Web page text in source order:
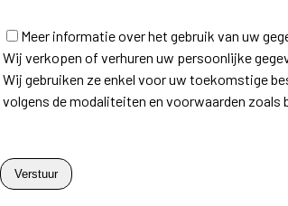
Meer informatie over het gebruik van uw
Wij verkopen of verhuren uw persoonlijke
Wij gebruiken ze enkel voor uw toekomstige
volgens de modaliteiten en voorwaarden zoals